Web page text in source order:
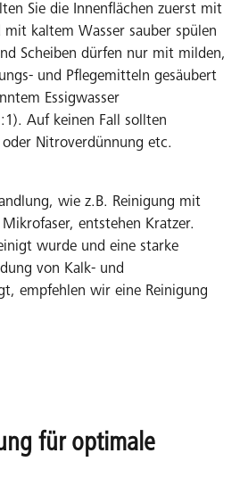
Sie die Innenflächen zuerst mit
kaltem Wasser sauber spülen
Scheiben dürfen nur mit milden,
und Pflegemitteln gesäubert
Essigwasser
Auf keinen Fall sollten
Nitroverdünnung etc.
wie z.B. Reinigung mit
entstehen Kratzer.
wurde und eine starke
von Kalk- und
empfehlen wir eine Reinigung
für optimale